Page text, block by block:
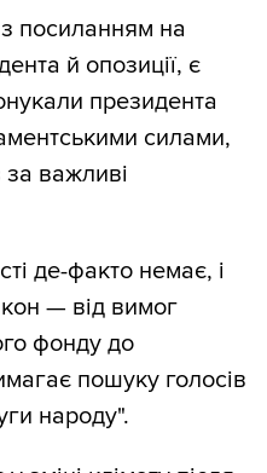
з посиланням на
й опозиції, є
президента
силами,
важливі
де-факто немає, і
— від вимог
фонду до
пошуку голосів
народу".